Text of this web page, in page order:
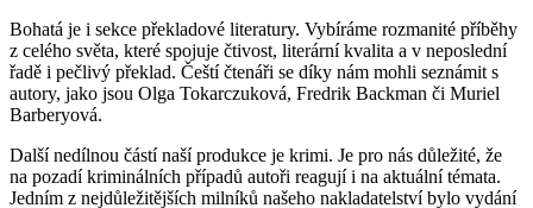
Bohatá je i sekce překladové literatury. Vybíráme rozmanité příběhy
z celého světa, které spojuje čtivost, literární kvalita a v neposlední
řadě i pečlivý překlad. Čeští čtenáři se díky nám mohli seznámit s
autory, jako jsou Olga Tokarczuková, Fredrik Backman či Muriel
Barberyová.
Další nedílnou částí naší produkce je krimi. Je pro nás důležité, že
na pozadí kriminálních případů autoři reagují i na aktuální témata.
Jedním z nejdůležitějších milníků našeho nakladatelství bylo vydání